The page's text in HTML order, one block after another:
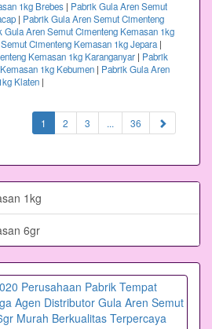
1kg Brebes | Pabrik Gula Aren Semut
| Pabrik Gula Aren Semut Cimenteng
Gula Aren Semut Cimenteng Kemasan 1kg
Cimenteng Kemasan 1kg Jepara |
Kemasan 1kg Karanganyar | Pabrik
1kg Kebumen | Pabrik Gula Aren
Klaten |
1 (current)
2 3 ... 36
1kg
6gr